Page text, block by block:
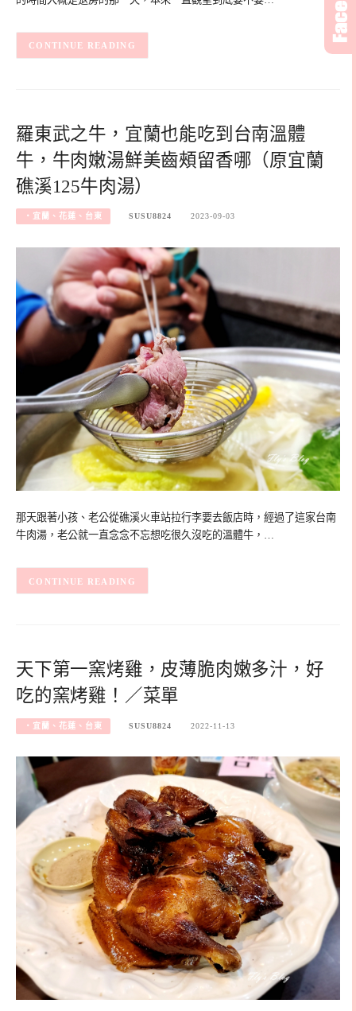
CONTINUE READING
羅東武之牛，宜蘭也能吃到台南溫體
牛，牛肉嫩湯鮮美齒頰留香哪（原宜蘭
礁溪125牛肉湯）
‧宜蘭、花蓮、台東 SUSU8824 2023-09-03
那天跟著小孩、老公從礁溪火車站拉行李要去飯店時，經過了這家台南
牛肉湯，老公就一直念念不忘想吃很久沒吃的溫體牛，…
CONTINUE READING
天下第一窯烤雞，皮薄脆肉嫩多汁，好
吃的窯烤雞！／菜單
‧宜蘭、花蓮、台東 SUSU8824 2022-11-13